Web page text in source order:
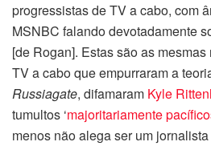
progressistas de TV a cabo, com
MSNBC falando devotadamente
[de Rogan]. Estas são as
TV a cabo que empurraram a
Russiagate, difamaram Kyle
tumultos ‘majoritariamente
menos não alega ser um